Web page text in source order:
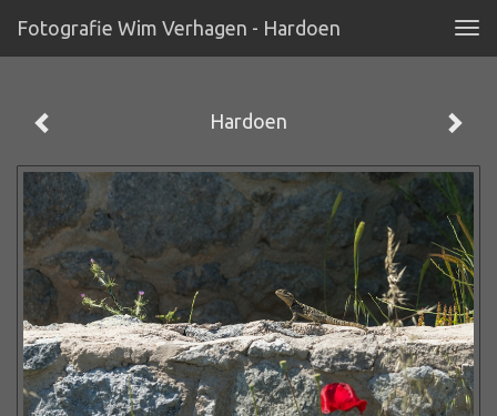
Fotografie Wim Verhagen - Hardoen
Hardoen